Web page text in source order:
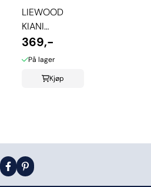
LIEWOOD
KIANI
MATTERMOS -
SWEETHEARTS
369,-
På lager
Kjøp